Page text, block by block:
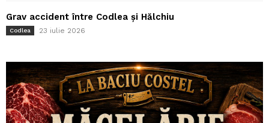
Grav accident între Codlea și Hălchiu
Codlea 23 iulie 2026